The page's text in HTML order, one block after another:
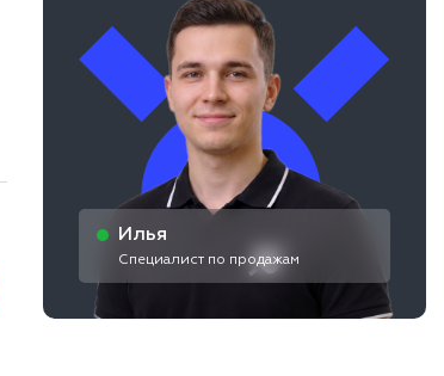
Илья
Специалист по продажам